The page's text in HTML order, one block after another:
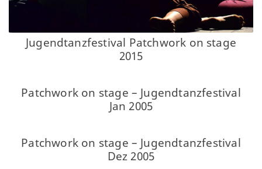
Jugendtanzfestival Patchwork on stage
2015
Patchwork on stage – Jugendtanzfestival
Jan 2005
Patchwork on stage – Jugendtanzfestival
Dez 2005